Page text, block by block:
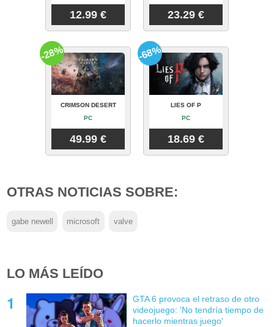
12.99 € 23.29 €
CRIMSON DESERT
PC
49.99 €
-28%
LIES OF P
PC
18.69 €
-68%
OTRAS NOTICIAS SOBRE:
gabe newell microsoft valve
LO MÁS LEÍDO
GTA 6 provoca el retraso de otro
videojuego: 'No tendría tiempo de
hacerlo mientras juego'